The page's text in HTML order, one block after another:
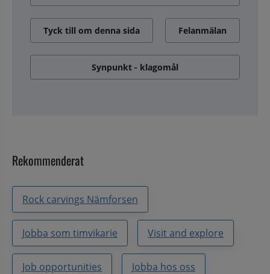
Tyck till om denna sida Felanmälan
Synpunkt - klagomål
Rekommenderat
Rock carvings Nämforsen
Jobba som timvikarie Visit and explore
Job opportunities Jobba hos oss